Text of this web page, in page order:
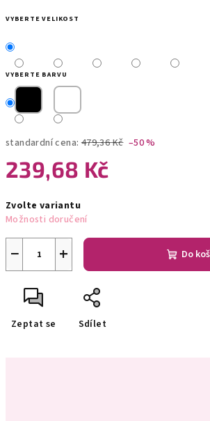
VYBERTE VELIKOST
VYBERTE BARVU
standardní cena: 479,36 Kč –50 %
239,68 Kč
cena:
Zvolte variantu
Možnosti doručení
+
− Do
Zeptat se Sdílet